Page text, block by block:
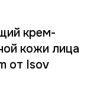
крем-
кожи лица
от Isov